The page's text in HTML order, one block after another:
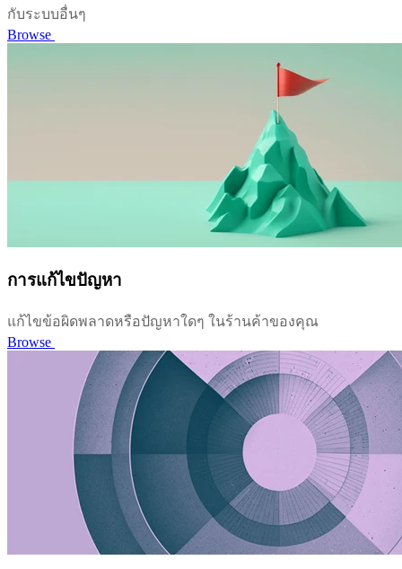
กับระบบอื่นๆ
Browse
การแก้ไขปัญหา
แก้ไขข้อผิดพลาดหรือปัญหาใดๆ ในร้านค้าของคุณ
Browse